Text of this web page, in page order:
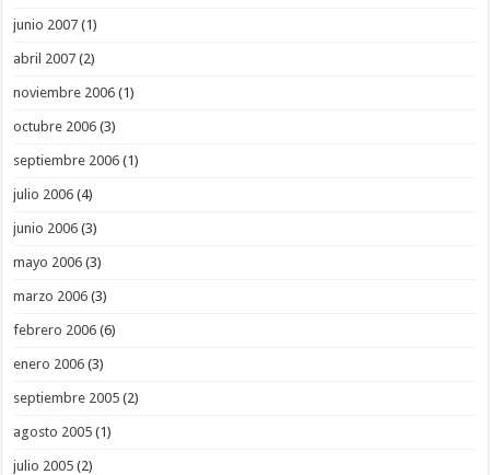
junio 2007 (1)
abril 2007 (2)
noviembre 2006 (1)
octubre 2006 (3)
septiembre 2006 (1)
julio 2006 (4)
junio 2006 (3)
mayo 2006 (3)
marzo 2006 (3)
febrero 2006 (6)
enero 2006 (3)
septiembre 2005 (2)
agosto 2005 (1)
julio 2005 (2)